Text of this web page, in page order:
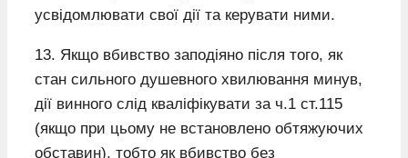
усвідомлювати свої дії та керувати ними.
13. Якщо вбивство заподіяно після того, як
стан сильного душевного хвилювання минув,
дії винного слід кваліфікувати за ч.1 ст.115
(якщо при цьому не встановлено обтяжуючих
обставин), тобто як вбивство без